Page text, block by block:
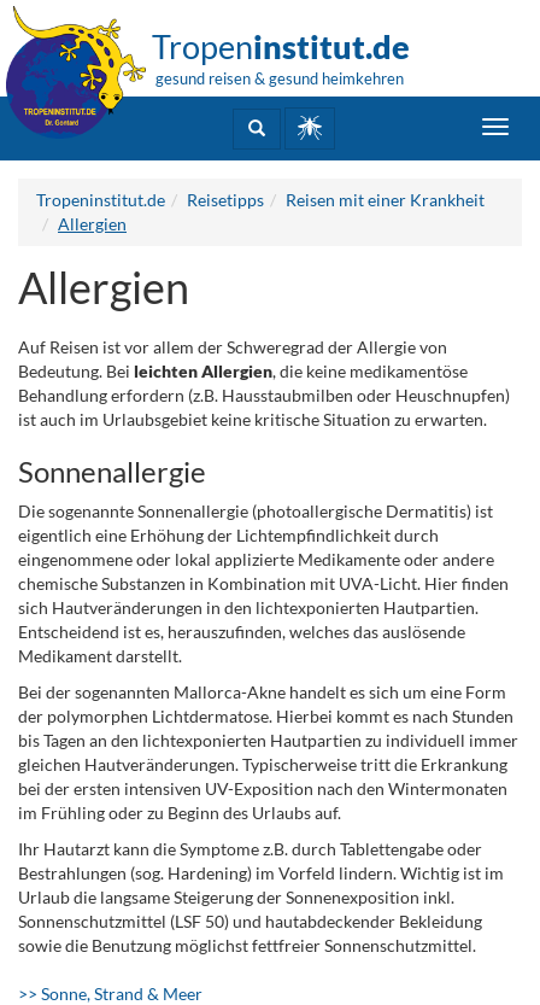
Tropeninstitut.de
gesund reisen & gesund heimkehren
Tropeninstitut.de Reisetipps
Reisen mit einer Krankheit
Allergien
Allergien
Auf Reisen ist vor allem der Schweregrad der Allergie von
Bedeutung. Bei leichten Allergien, die keine medikamentöse
Behandlung erfordern (z.B. Hausstaubmilben oder Heuschnupfen)
ist auch im Urlaubsgebiet keine kritische Situation zu erwarten.
Sonnenallergie
Die sogenannte Sonnenallergie (photoallergische Dermatitis) ist
eigentlich eine Erhöhung der Lichtempfindlichkeit durch
eingenommene oder lokal applizierte Medikamente oder andere
chemische Substanzen in Kombination mit UVA-Licht. Hier finden
sich Hautveränderungen in den lichtexponierten Hautpartien.
Entscheidend ist es, herauszufinden, welches das auslösende
Medikament darstellt.
Bei der sogenannten Mallorca-Akne handelt es sich um eine Form
der polymorphen Lichtdermatose. Hierbei kommt es nach Stunden
bis Tagen an den lichtexponierten Hautpartien zu individuell immer
gleichen Hautveränderungen. Typischerweise tritt die Erkrankung
bei der ersten intensiven UV-Exposition nach den Wintermonaten
im Frühling oder zu Beginn des Urlaubs auf.
Ihr Hautarzt kann die Symptome z.B. durch Tablettengabe oder
Bestrahlungen (sog. Hardening) im Vorfeld lindern. Wichtig ist im
Urlaub die langsame Steigerung der Sonnenexposition inkl.
Sonnenschutzmittel (LSF 50) und hautabdeckender Bekleidung
sowie die Benutzung möglichst fettfreier Sonnenschutzmittel.
>> Sonne, Strand & Meer